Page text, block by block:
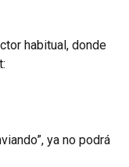
habitual, donde
ya no podrá